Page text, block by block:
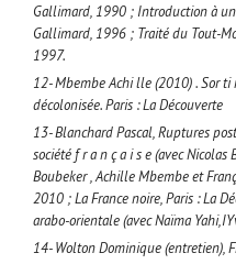
Gallimard, 1990 ; Introduction à
Gallimard, 1996 ; Traité du Tout-
1997.
12- Mbembe Achi lle (2010) . Sor
décolonisée. Paris : La Découverte
13- Blanchard Pascal, Ruptures
société f r a n ç a i s e (avec
Boubeker , Achille Mbembe et
2010 ; La France noire, Paris : La
arabo-orientale (avec Naïma
14- Wolton Dominique (entretien),